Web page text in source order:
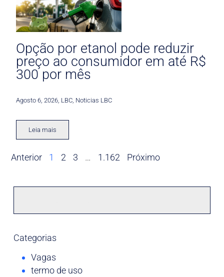
Opção por etanol pode reduzir
preço ao consumidor em até R$
300 por mês
Agosto 6, 2026 LBC Noticias LBC
Leia mais
Anterior 1 2 3 … 1.162 Próximo
Categorias
Vagas
termo de uso